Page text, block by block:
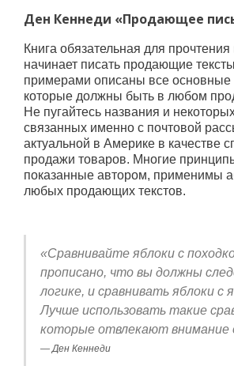
Ден Кеннеди «Продающее
Книга обязательная для прочтения
начинает писать продающие
примерами описаны все
которые должны быть в любом
Не пугайтесь названия и
связанных именно с почтовой
актуальной в Америке в качестве
продажи товаров. Многие
показанные автором, применимы
любых продающих текстов.
«Сравнивайте яблоки с
прописано, что вы должны
логике, и сравнивать яблоки с
Лучше использовать такие
которые отвлекают внимание
Ден Кеннеди